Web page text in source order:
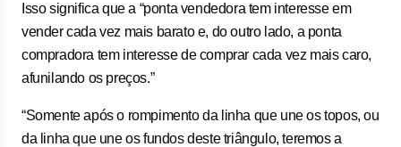
Isso significa que a “ponta vendedora tem interesse em
vender cada vez mais barato e, do outro lado, a ponta
compradora tem interesse de comprar cada vez mais caro,
afunilando os preços.”
“Somente após o rompimento da linha que une os topos, ou
da linha que une os fundos deste triângulo, teremos a